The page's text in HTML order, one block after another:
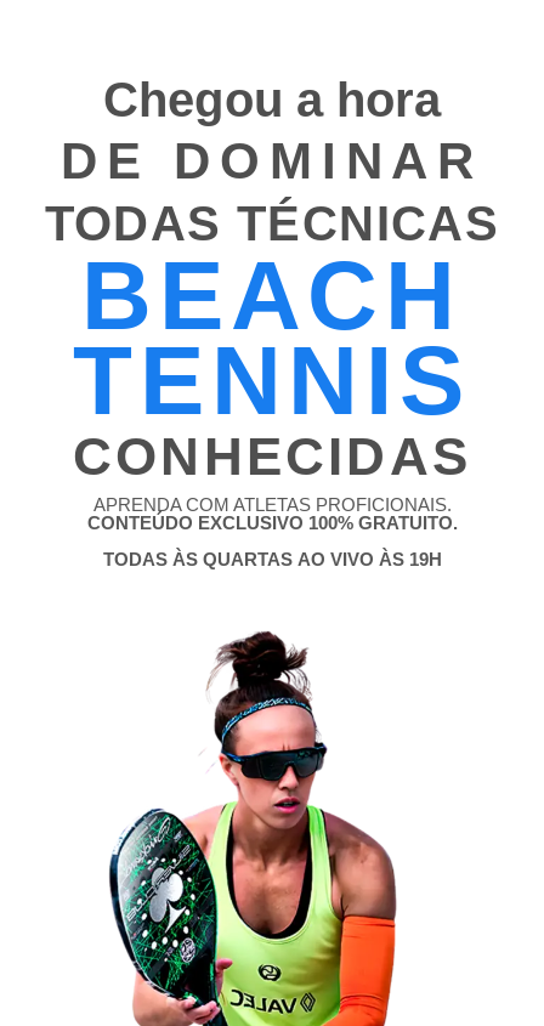
Chegou a hora
DE DOMINAR
TODAS TÉCNICAS
BEACH
TENNIS
CONHECIDAS
APRENDA COM ATLETAS PROFICIONAIS.
CONTEÚDO EXCLUSIVO 100% GRATUITO.
TODAS ÀS QUARTAS AO VIVO ÀS 19H